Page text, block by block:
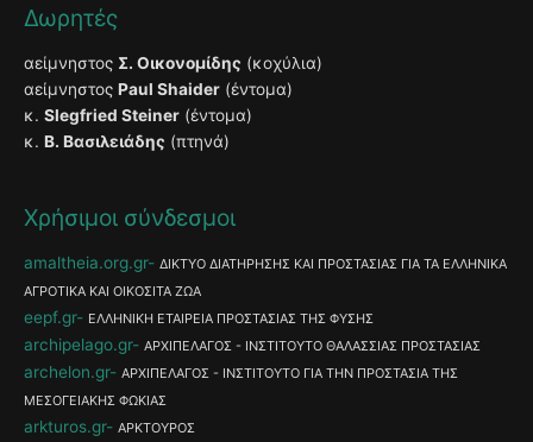
Δωρητές
αείμνηστος Σ. Οικονομίδης (κοχύλια)
αείμνηστος Paul Shaider (έντομα)
κ. Slegfried Steiner (έντομα)
κ. Β. Βασιλειάδης (πτηνά)
Χρήσιμοι σύνδεσμοι
amaltheia.org.gr
ΔΙΚΤΥΟ ΔΙΑΤΗΡΗΣΗΣ ΚΑΙ ΠΡΟΣΤΑΣΙΑΣ ΓΙΑ ΤΑ ΕΛΛΗΝΙΚΑ
ΑΓΡΟΤΙΚΑ ΚΑΙ ΟΙΚΟΣΙΤΑ ΖΩΑ
eepf.gr ΕΛΛΗΝΙΚΗ ΕΤΑΙΡΕΙΑ ΠΡΟΣΤΑΣΙΑΣ ΤΗΣ ΦΥΣΗΣ
archipelago.gr ΑΡΧΙΠΕΛΑΓΟΣ - ΙΝΣΤΙΤΟΥΤΟ ΘΑΛΑΣΣΙΑΣ ΠΡΟΣΤΑΣΙΑΣ
archelon.gr
ΑΡΧΙΠΕΛΑΓΟΣ - ΙΝΣΤΙΤΟΥΤΟ ΓΙΑ ΤΗΝ ΠΡΟΣΤΑΣΙΑ ΤΗΣ
ΜΕΣΟΓΕΙΑΚΗΣ ΦΩΚΙΑΣ
arkturos.gr ΑΡΚΤΟΥΡΟΣ